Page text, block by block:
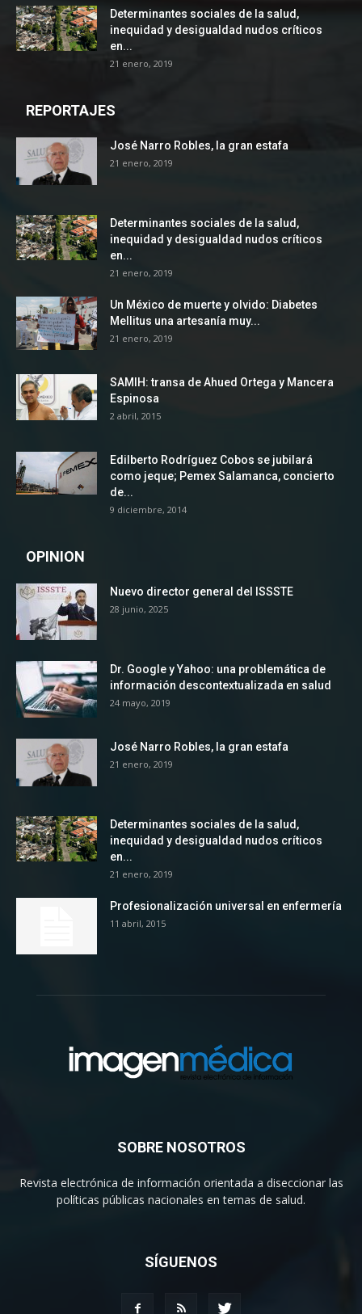
Determinantes sociales de la salud,
inequidad y desigualdad nudos críticos
en...
21 enero, 2019
REPORTAJES
José Narro Robles, la gran estafa
21 enero, 2019
Determinantes sociales de la salud,
inequidad y desigualdad nudos críticos
en...
21 enero, 2019
Un México de muerte y olvido: Diabetes
Mellitus una artesanía muy...
21 enero, 2019
SAMIH: transa de Ahued Ortega y Mancera
Espinosa
2 abril, 2015
Edilberto Rodríguez Cobos se jubilará
como jeque; Pemex Salamanca, concierto
de...
9 diciembre, 2014
OPINION
Nuevo director general del ISSSTE
28 junio, 2025
Dr. Google y Yahoo: una problemática de
información descontextualizada en salud
24 mayo, 2019
José Narro Robles, la gran estafa
21 enero, 2019
Determinantes sociales de la salud,
inequidad y desigualdad nudos críticos
en...
21 enero, 2019
Profesionalización universal en enfermería
11 abril, 2015
SOBRE NOSOTROS
Revista electrónica de información orientada a diseccionar las
políticas públicas nacionales en temas de salud.
SÍGUENOS